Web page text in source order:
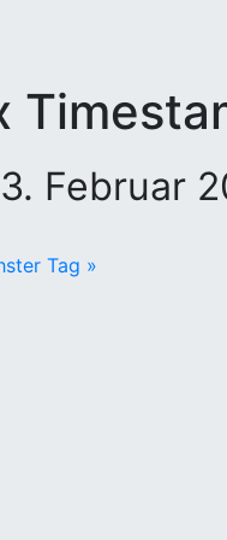
Februar
Tag »